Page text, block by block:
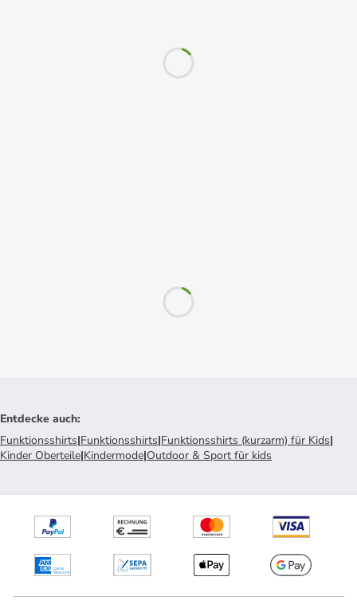
Entdecke auch:
Funktionsshirts|Funktionsshirts|Funktionsshirts (kurzarm) für Kids|
Kinder Oberteile|Kindermode|Outdoor & Sport für kids